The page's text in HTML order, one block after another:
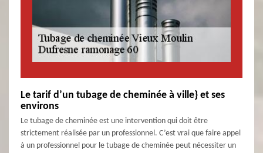
Le tarif d’un tubage de cheminée à ville} et ses
environs
Le tubage de cheminée est une intervention qui doit être
strictement réalisée par un professionnel. C’est vrai que faire appel
à un professionnel pour le tubage de cheminée peut nécessiter un